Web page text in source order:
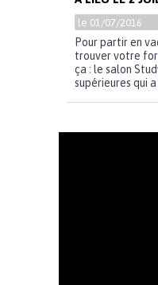
le 01/07/2016
Pour partir en
trouver votre
ça : le salon
supérieures qui